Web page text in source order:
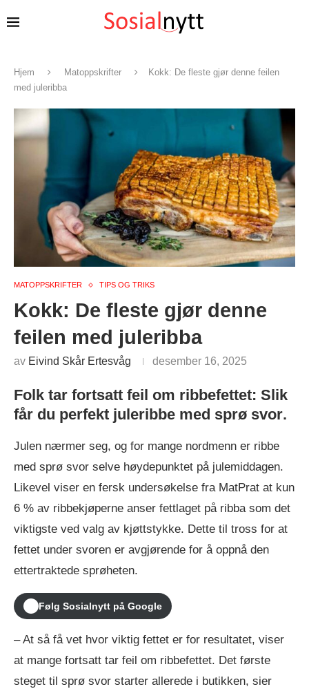
Hjem Matoppskrifter
Kokk: De fleste gjør denne feilen
med juleribba
MATOPPSKRIFTER TIPS OG TRIKS
Kokk: De fleste gjør denne
feilen med juleribba
av Eivind Skår Ertesvåg desember 16, 2025
Folk tar fortsatt feil om ribbefettet: Slik
får du perfekt juleribbe med sprø svor.
Julen nærmer seg, og for mange nordmenn er ribbe
med sprø svor selve høydepunktet på julemiddagen.
Likevel viser en fersk undersøkelse fra MatPrat at kun
6 % av ribbekjøperne anser fettlaget på ribba som det
viktigste ved valg av kjøttstykke. Dette til tross for at
fettet under svoren er avgjørende for å oppnå den
ettertraktede sprøheten.
Følg Sosialnytt på Google
– At så få vet hvor viktig fettet er for resultatet, viser
at mange fortsatt tar feil om ribbefettet. Det første
steget til sprø svor starter allerede i butikken, sier